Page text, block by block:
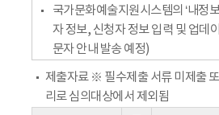
국가문화예술지원시스템의 ‘내정
자 정보, 신청자 정보 입력 및 업데
문자 안내 발송 예정)
제출자료 ※ 필수제출 서류 미제출
리로 심의대상에서 제외됨